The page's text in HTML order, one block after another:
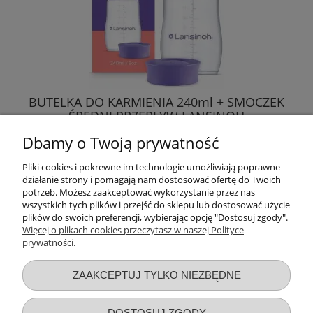
BUTELKA DO KARMIENIA 240ml + SMOCZEK
ŚREDNI PRZEPŁYW LANSINOH
39,89 zł
DO KOSZYKA
Dbamy o Twoją prywatność
Pliki cookies i pokrewne im technologie umożliwiają poprawne
działanie strony i pomagają nam dostosować ofertę do Twoich
potrzeb. Możesz zaakceptować wykorzystanie przez nas
wszystkich tych plików i przejść do sklepu lub dostosować użycie
plików do swoich preferencji, wybierając opcję "Dostosuj zgody".
Więcej o plikach cookies przeczytasz w naszej Polityce
prywatności.
ZAAKCEPTUJ TYLKO NIEZBĘDNE